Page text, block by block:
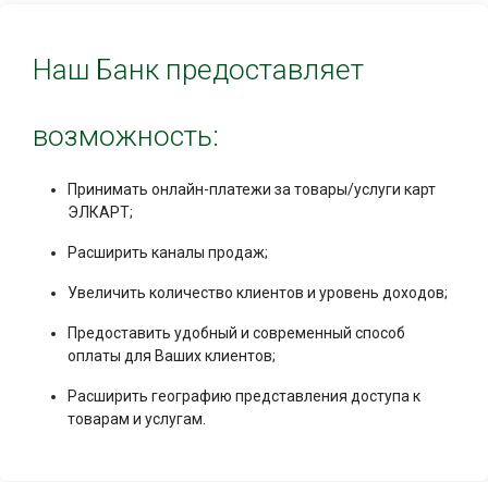
Наш Банк предоставляет
возможность:
Принимать онлайн-платежи за товары/услуги карт
ЭЛКАРТ;
Расширить каналы продаж;
Увеличить количество клиентов и уровень доходов;
Предоставить удобный и современный способ
оплаты для Ваших клиентов;
Расширить географию представления доступа к
товарам и услугам.